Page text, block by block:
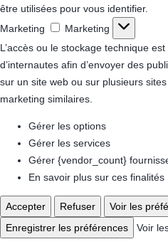
être utilisées pour vous identifier.
Marketing
Marketing
L’accès ou le stockage technique
d’internautes afin d’envoyer des
sur un site web ou sur plusieurs
marketing similaires.
Gérer les options
Gérer les services
Gérer {vendor_count}
En savoir plus sur ces finalités
Accepter Refuser
Voir les
Enregistrer les préférences
Voir